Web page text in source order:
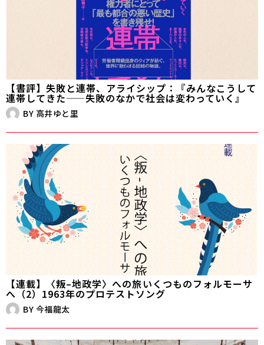
【書評】失敗と連帯、アライシップ：『みんなこうして
連帯してきた——失敗のなかで社会は変わっていく』
BY 高井ゆと里
【連載】〈叛–地政学〉への旅――いくつものフォルモーサ
へ（2）1963年のプロテストソング
BY 今福龍太